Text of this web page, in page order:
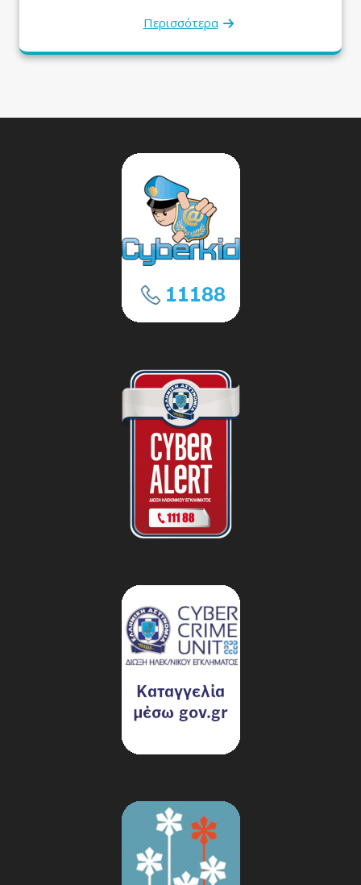
Περισσότερα